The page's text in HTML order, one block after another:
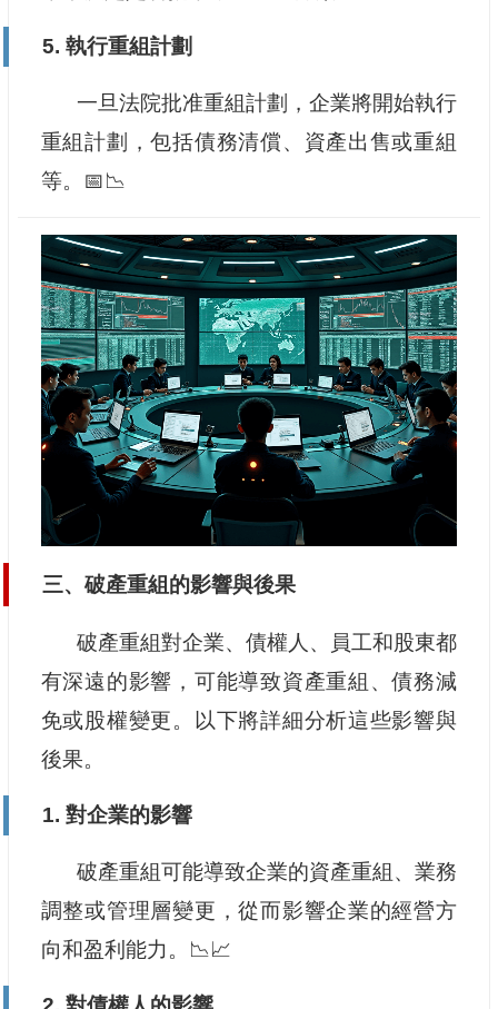
5. 執行重組計劃
一旦法院批准重組計劃，企業將開始執行
重組計劃，包括債務清償、資產出售或重組
等。📅📉
三、破產重組的影響與後果
破產重組對企業、債權人、員工和股東都
有深遠的影響，可能導致資產重組、債務減
免或股權變更。以下將詳細分析這些影響與
後果。
1. 對企業的影響
破產重組可能導致企業的資產重組、業務
調整或管理層變更，從而影響企業的經營方
向和盈利能力。📉📈